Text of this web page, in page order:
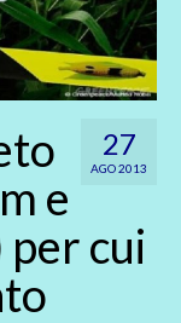
27
AGO 2013
e
cui